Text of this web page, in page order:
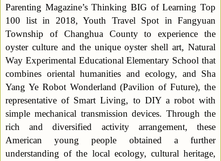
Parenting Magazine’s Thinking BIG of Learning Top
100 list in 2018, Youth Travel Spot in Fangyuan
Township of Changhua County to experience the
oyster culture and the unique oyster shell art, Natural
Way Experimental Educational Elementary School that
combines oriental humanities and ecology, and Sha
Yang Ye Robot Wonderland (Pavilion of Future), the
representative of Smart Living, to DIY a robot with
simple mechanical transmission devices. Through the
rich and diversified activity arrangement, these
American young people obtained a further
understanding of the local ecology, cultural heritage,